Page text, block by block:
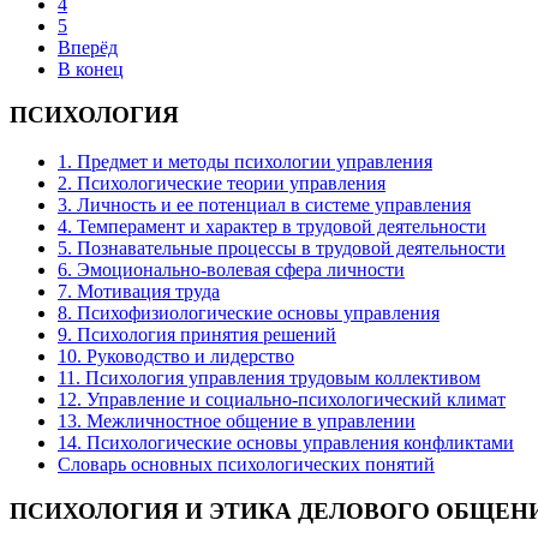
5
Вперёд
В конец
ПСИХОЛОГИЯ
1. Предмет и методы психологии управления
2. Психологические теории управления
3. Личность и ее потенциал в системе управления
4. Темперамент и характер в трудовой деятельности
5. Познавательные процессы в трудовой деятельности
6. Эмоционально-волевая сфера личности
7. Мотивация труда
8. Психофизиологические основы управления
9. Психология принятия решений
10. Руководство и лидерство
11. Психология управления трудовым коллективом
12. Управление и социально-психологический климат
13. Межличностное общение в управлении
14. Психологические основы управления конфликтами
Словарь основных психологических понятий
ПСИХОЛОГИЯ И ЭТИКА ДЕЛОВОГО